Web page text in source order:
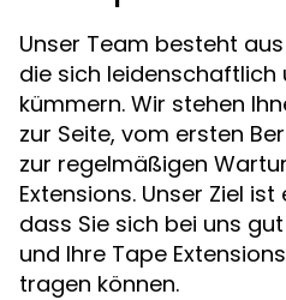
Unser Team besteht
die sich leidenschaftlich
kümmern. Wir stehen
zur Seite, vom ersten
zur regelmäßigen
Extensions. Unser Ziel
dass Sie sich bei uns
und Ihre Tape
tragen können.